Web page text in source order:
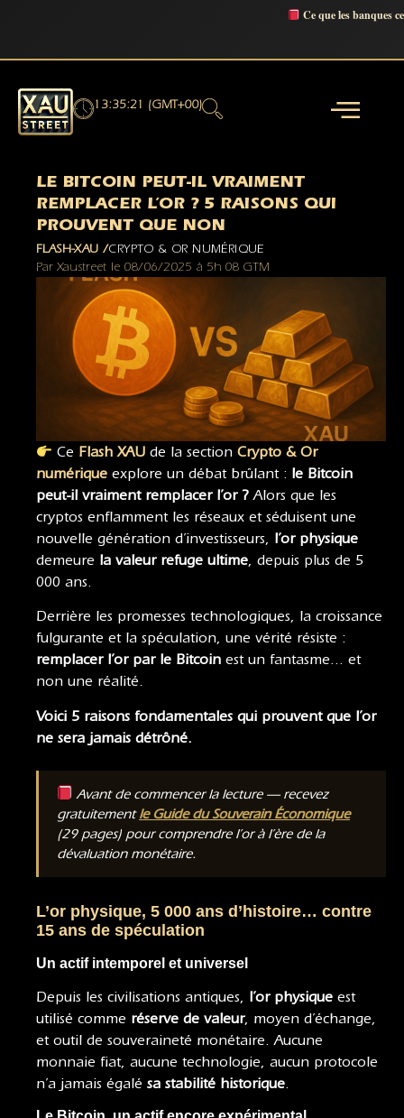
Ce que les banques
13:35:22 (GMT+00)
LE BITCOIN PEUT-IL VRAIMENT
REMPLACER L’OR ? 5 RAISONS QUI
PROUVENT QUE NON
FLASH-XAU /CRYPTO & OR NUMÉRIQUE
Par Xaustreet le 08/06/2025 à 5h 08 GTM
Ce Flash XAU de la sectionCrypto & Or
numérique explore un débat brûlant : le Bitcoin
peut-il vraiment remplacer l’or ? Alors que les
cryptos enflamment les réseaux et séduisent une
nouvelle génération d’investisseurs, l’or physique
demeure la valeur refuge ultime, depuis plus de 5
000 ans.
Derrière les promesses technologiques, la croissance
fulgurante et la spéculation, une vérité résiste :
remplacer l’or par le Bitcoin est un fantasme… et
non une réalité.
Voici 5 raisons fondamentales qui prouvent que l’or
ne sera jamais détrôné.
Avant de commencer la lecture — recevez
gratuitementle Guide du Souverain Économique
(29 pages) pour comprendre l’or à l’ère de la
dévaluation monétaire.
L’or physique, 5 000 ans d’histoire… contre
15 ans de spéculation
Un actif intemporel et universel
Depuis les civilisations antiques, l’or physique est
utilisé comme réserve de valeur, moyen d’échange,
et outil de souveraineté monétaire. Aucune
monnaie fiat, aucune technologie, aucun protocole
n’a jamais égalé sa stabilité historique.